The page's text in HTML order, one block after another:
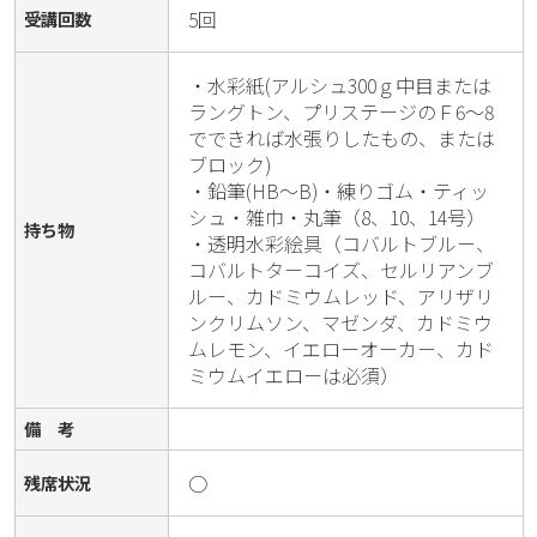
受講回数 5回
持ち物
・水彩紙(アルシュ300ｇ中目または
ラングトン、プリステージのＦ6～8
でできれば水張りしたもの、または
ブロック)
・鉛筆(HB～B)・練りゴム・ティッ
シュ・雑巾・丸筆（8、10、14号）
・透明水彩絵具（コバルトブルー、
コバルトターコイズ、セルリアンブ
ルー、カドミウムレッド、アリザリ
ンクリムソン、マゼンダ、カドミウ
ムレモン、イエローオーカー、カド
ミウムイエローは必須）
備 考
残席状況 ○